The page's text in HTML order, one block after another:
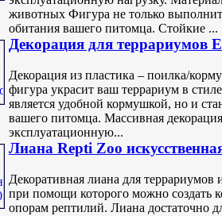
животных Фигура не только
обитания вашего питомца. Стойкие ...
Декорация для террариумов
Декорация из пластика – поилка/
фигура украсит ваш террариум в
является удобной кормушкой, но и
вашего питомца. Массивная
эксплуатационную...
Лиана Repti Zoo
Декоративная лиана для террариумов
при помощи которого можно создать
опорам рептилий. Лиана достаточно